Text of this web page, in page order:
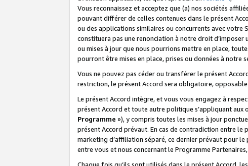
Vous reconnaissez et acceptez que (a) nos sociétés
pouvant différer de celles contenues dans le présent
ou des applications similaires ou concurrents avec votre
constituera pas une renonciation à notre droit
ou mises à jour que nous pourrions mettre en place,
pourront être mises en place, prises ou données à notre
Vous ne pouvez pas céder ou transférer le présent
restriction, le présent Accord sera obligatoire,
Le présent Accord intègre, et vous vous engagez à
présent Accord et toute autre politique s’appliquant
Programme »), y compris toutes les mises à jour
présent Accord prévaut. En cas de contradiction entre le
marketing d’affiliation séparé, ce dernier prévaut pour
entre vous et nous concernant le Programme